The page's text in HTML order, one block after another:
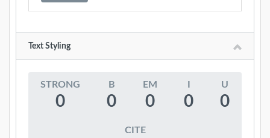
Text Styling
STRONG
0
B
0
EM
0 0
U
0
CITE